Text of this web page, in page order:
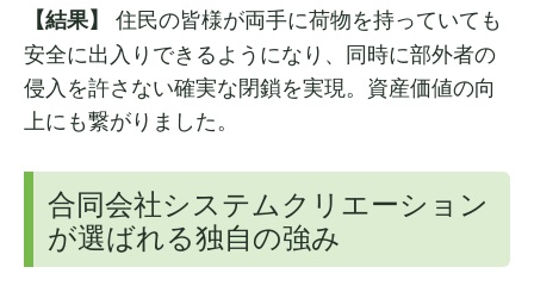
【結果】 住民の皆様が両手に荷物を持っていても
安全に出入りできるようになり、同時に部外者の
侵入を許さない確実な閉鎖を実現。資産価値の向
上にも繋がりました。
合同会社システムクリエーション
が選ばれる独自の強み